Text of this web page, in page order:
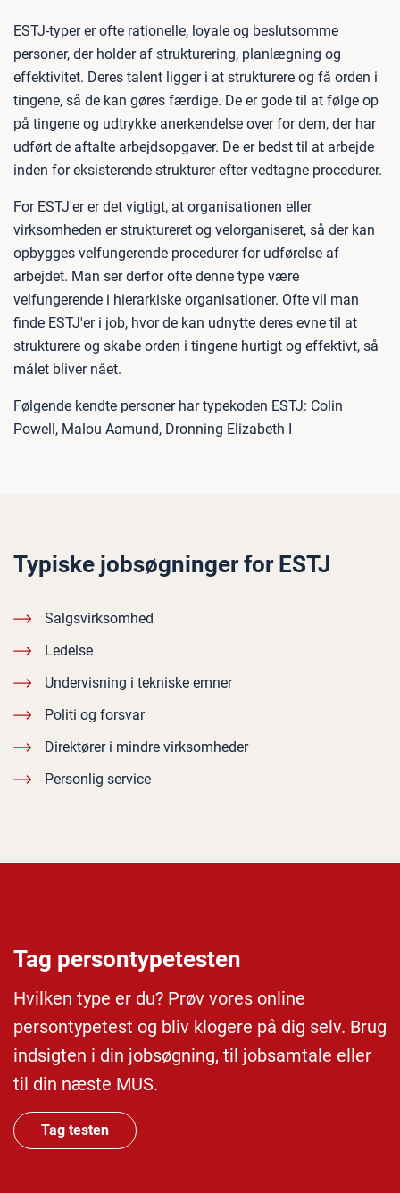
ESTJ-typer er ofte rationelle, loyale og beslutsomme
personer, der holder af strukturering, planlægning og
effektivitet. Deres talent ligger i at strukturere og få orden i
tingene, så de kan gøres færdige. De er gode til at følge op
på tingene og udtrykke anerkendelse over for dem, der har
udført de aftalte arbejdsopgaver. De er bedst til at arbejde
inden for eksisterende strukturer efter vedtagne procedurer.
For ESTJ'er er det vigtigt, at organisationen eller
virksomheden er struktureret og velorganiseret, så der kan
opbygges velfungerende procedurer for udførelse af
arbejdet. Man ser derfor ofte denne type være
velfungerende i hierarkiske organisationer. Ofte vil man
finde ESTJ'er i job, hvor de kan udnytte deres evne til at
strukturere og skabe orden i tingene hurtigt og effektivt, så
målet bliver nået.
Følgende kendte personer har typekoden ESTJ: Colin
Powell, Malou Aamund, Dronning Elizabeth I
Typiske jobsøgninger for ESTJ
Salgsvirksomhed
Ledelse
Undervisning i tekniske emner
Politi og forsvar
Direktører i mindre virksomheder
Personlig service
Tag persontypetesten
Hvilken type er du? Prøv vores online
persontypetest og bliv klogere på dig selv. Brug
indsigten i din jobsøgning, til jobsamtale eller
til din næste MUS.
Tag testen